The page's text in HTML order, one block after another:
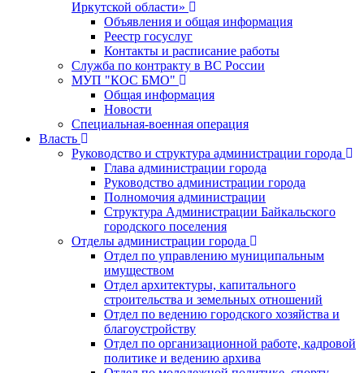
Иркутской области»
Объявления и общая информация
Реестр госуслуг
Контакты и расписание работы
Служба по контракту в ВС России
МУП "КОС БМО"
Общая информация
Новости
Специальная-военная операция
Власть
Руководство и структура администрации города
Глава администрации города
Руководство администрации города
Полномочия администрации
Структура Администрации Байкальского
городского поселения
Отделы администрации города
Отдел по управлению муниципальным
имуществом
Отдел архитектуры, капитального
строительства и земельных отношений
Отдел по ведению городского хозяйства и
благоустройству
Отдел по организационной работе, кадровой
политике и ведению архива